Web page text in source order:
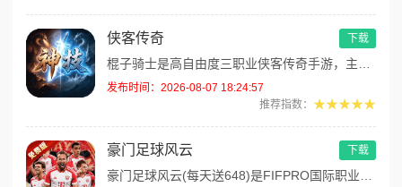
侠客传奇
发布时间：2026-08-07 18:24:57
推荐指数： ★★★★★
下载
豪门足球风云 下载